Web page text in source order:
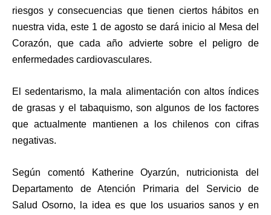
riesgos y consecuencias que tienen ciertos hábitos en
nuestra vida, este 1 de agosto se dará inicio al Mesa del
Corazón, que cada año advierte sobre el peligro de
enfermedades cardiovasculares.
El sedentarismo, la mala alimentación con altos índices
de grasas y el tabaquismo, son algunos de los factores
que actualmente mantienen a los chilenos con cifras
negativas.
Según comentó Katherine Oyarzún, nutricionista del
Departamento de Atención Primaria del Servicio de
Salud Osorno, la idea es que los usuarios sanos y en